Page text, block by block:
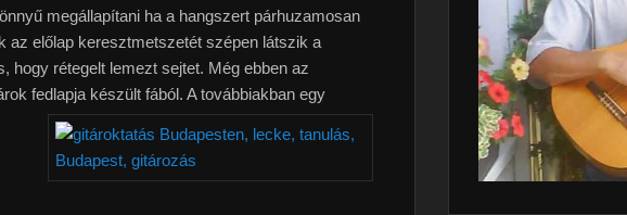
megállapítani ha a hangszert párhuzamosan
az előlap keresztmetszetét szépen látszik a
hogy rétegelt lemezt sejtet. Még ebben az
fedlapja készült fából. A továbbiakban egy